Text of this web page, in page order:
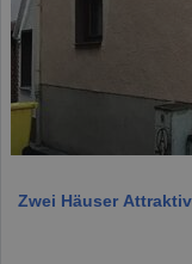
Zwei Häuser